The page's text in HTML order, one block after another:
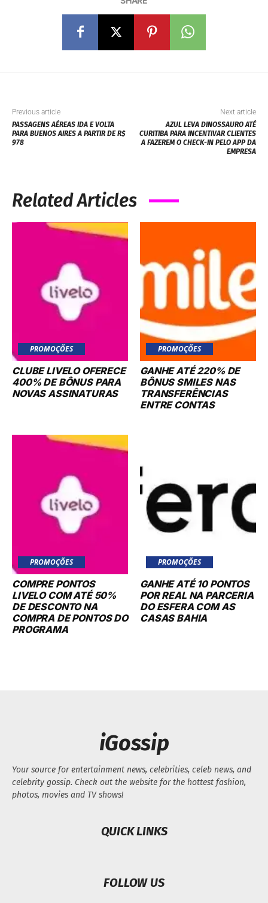
Previous article
PASSAGENS AÉREAS IDA E VOLTA
PARA BUENOS AIRES A PARTIR DE R$
978
Next article
AZUL LEVA DINOSSAURO ATÉ
CURITIBA PARA INCENTIVAR CLIENTES
A FAZEREM O CHECK-IN PELO APP DA
EMPRESA
Related Articles
PROMOÇÕES
CLUBE LIVELO OFERECE
400% DE BÔNUS PARA
NOVAS ASSINATURAS
PROMOÇÕES
GANHE ATÉ 220% DE
BÔNUS SMILES NAS
TRANSFERÊNCIAS
ENTRE CONTAS
PROMOÇÕES
COMPRE PONTOS
LIVELO COM ATÉ 50%
DE DESCONTO NA
COMPRA DE PONTOS DO
PROGRAMA
PROMOÇÕES
GANHE ATÉ 10 PONTOS
POR REAL NA PARCERIA
DO ESFERA COM AS
CASAS BAHIA
iGossip
Your source for entertainment news, celebrities, celeb news, and
celebrity gossip. Check out the website for the hottest fashion,
photos, movies and TV shows!
QUICK LINKS
FOLLOW US